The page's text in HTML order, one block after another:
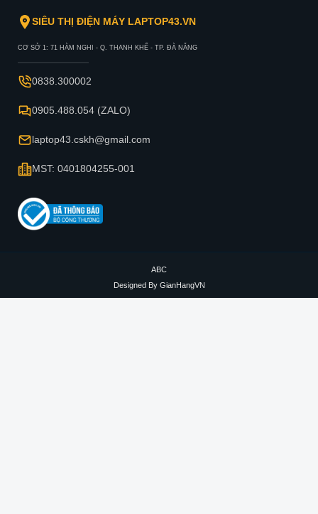
SIÊU THỊ ĐIỆN MÁY LAPTOP43.VN
CƠ SỞ 1: 71 HÀM NGHI - Q. THANH KHẾ - TP. ĐÀ NẴNG
0838.300002
0905.488.054 (ZALO)
laptop43.cskh@gmail.com
MST: 0401804255-001
ABC
Designed By GianHangVN